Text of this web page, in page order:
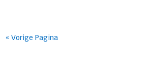
« Vorige Pagina